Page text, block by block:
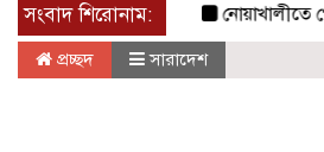
সংবাদ শিরোনাম:
নোয়াখালীতে
প্রচ্ছদ সারাদেশ